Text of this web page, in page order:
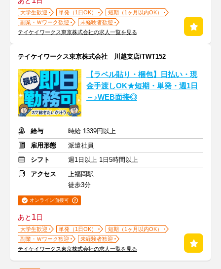
大学生歓迎 単発（1日OK）
短期（1ヶ月以内OK）
副業・Ｗワーク歓迎
未経験者歓迎
テイケイワークス東京株式会社の求人一覧を見る
テイケイワークス東京株式会社 川越支店/TWT152
【ラベル貼り・梱包】日払い・現
金手渡しOK★短期・単発・週1日
～♪WEB面接◎
給与
時給 1339円以上
雇用形態
派遣社員
シフト
週1日以上 1日5時間以上
アクセス
上福岡駅
徒歩3分
オンライン面接可
あと 1日
大学生歓迎 単発（1日OK）
短期（1ヶ月以内OK）
副業・Ｗワーク歓迎
未経験者歓迎
テイケイワークス東京株式会社の求人一覧を見る